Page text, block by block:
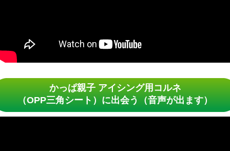
かっぱ親子 アイシング用コルネ
（OPP三角シート）に出会う
（音声が出ます）